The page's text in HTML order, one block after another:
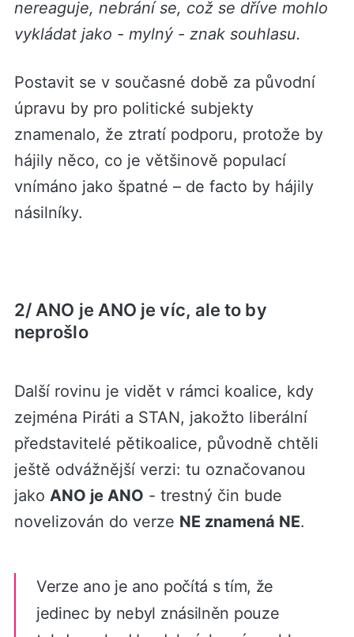
nereaguje, nebrání se, což se dříve mohlo
vykládat jako - mylný - znak souhlasu.
Postavit se v současné době za původní
úpravu by pro politické subjekty
znamenalo, že ztratí podporu, protože by
hájily něco, co je většinově populací
vnímáno jako špatné – de facto by hájily
násilníky.
2/ ANO je ANO je víc, ale to by
neprošlo
Další rovinu je vidět v rámci koalice, kdy
zejména Piráti a STAN, jakožto liberální
představitelé pětikoalice, původně chtěli
ještě odvážnější verzi: tu označovanou
jako ANO je ANO - trestný čin bude
novelizován do verze NE znamená NE.
Verze ano je ano počítá s tím, že
jedinec by nebyl znásilněn pouze